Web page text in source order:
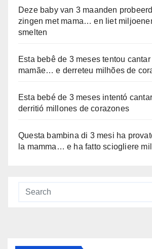
Deze baby van 3 maanden
zingen met mama… en liet
smelten
Esta bebê de 3 meses tentou cantar
mamãe… e derreteu milhões de
Esta bebé de 3 meses intentó
derritió millones de corazones
Questa bambina di 3 mesi ha
la mamma… e ha fatto sciogliere